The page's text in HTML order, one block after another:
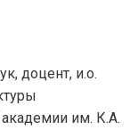
доцент, и.о.
им. К.А.